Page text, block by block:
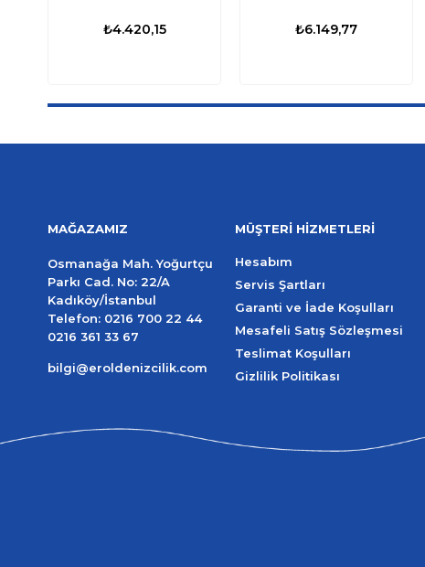
₺4.420,15 ₺6.149,77
MAĞAZAMIZ
Osmanağa Mah. Yoğurtçu
Parkı Cad. No: 22/A
Kadıköy/İstanbul
Telefon: 0216 700 22 44
0216 361 33 67
bilgi@eroldenizcilik.com
MÜŞTERİ HİZMETLERİ
Hesabım
Servis Şartları
Garanti ve İade Koşulları
Mesafeli Satış Sözleşmesi
Teslimat Koşulları
Gizlilik Politikası